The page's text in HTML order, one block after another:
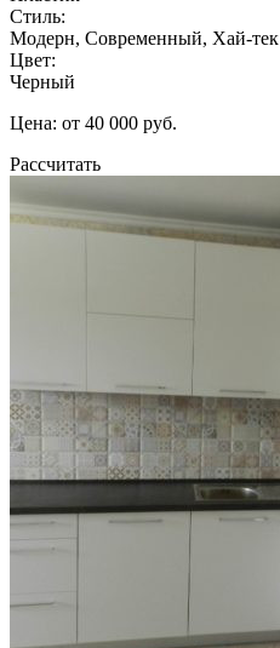
Стиль:
Модерн, Современный, Хай-тек
Цвет:
Черный
Цена: от 40 000 руб.
Рассчитать